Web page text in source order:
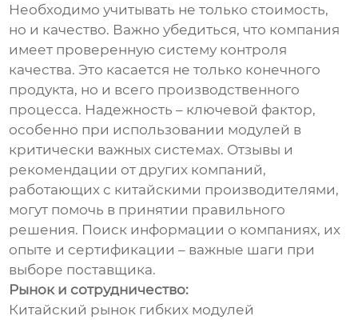
Необходимо учитывать не только стоимость,
но и качество. Важно убедиться, что компания
имеет проверенную систему контроля
качества. Это касается не только конечного
продукта, но и всего производственного
процесса. Надежность – ключевой фактор,
особенно при использовании модулей в
критически важных системах. Отзывы и
рекомендации от других компаний,
работающих с китайскими производителями,
могут помочь в принятии правильного
решения. Поиск информации о компаниях, их
опыте и сертификации – важные шаги при
выборе поставщика.
Рынок и сотрудничество:
Китайский рынок гибких модулей